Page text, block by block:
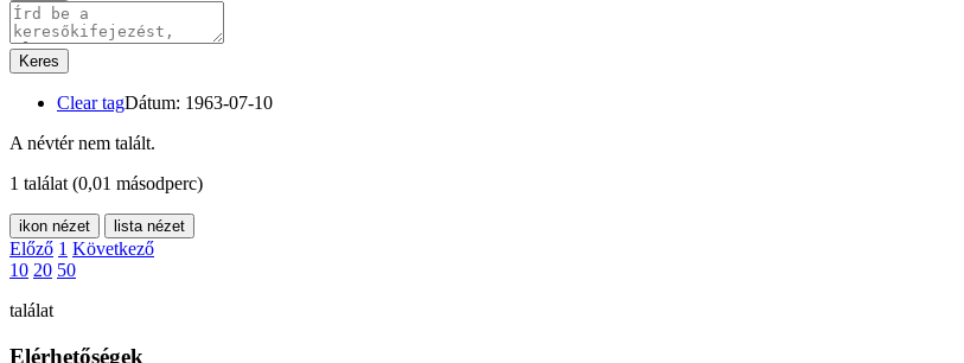
Keres
Clear tagDátum: 1963-07-10
A névtér nem talált.
1 találat (0,01 másodperc)
ikon nézet lista nézet
Előző 1 Következő
10 20 50
találat
Elérhetőségek